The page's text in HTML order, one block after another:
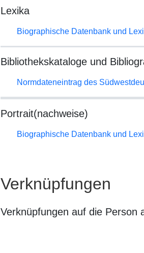
Lexika
Biographische Datenbank und
Bibliothekskataloge und
Normdateneintrag des
Portrait(nachweise)
Biographische Datenbank und
Verknüpfungen
Verknüpfungen auf die Person